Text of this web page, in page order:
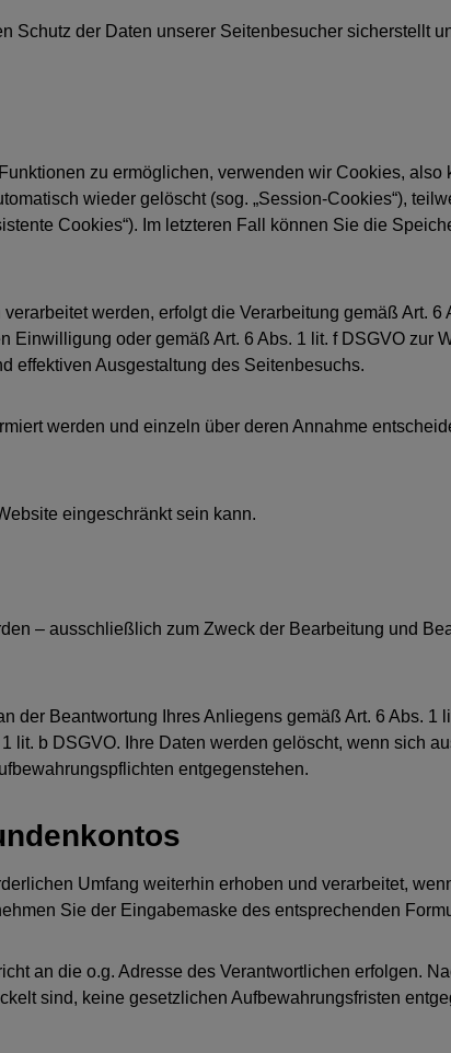
der Daten unserer Seitenbesucher sicherstellt
zu ermöglichen, verwenden wir Cookies,
wieder gelöscht (sog. „Session-Cookies“),
Cookies“). Im letzteren Fall können Sie die
werden, erfolgt die Verarbeitung gemäß Art. 6
oder gemäß Art. 6 Abs. 1 lit. f DSGVO zur
effektiven Ausgestaltung des Seitenbesuchs.
werden und einzeln über deren Annahme
eingeschränkt sein kann.
– ausschließlich zum Zweck der Bearbeitung und
der Beantwortung Ihres Anliegens gemäß Art. 6 Abs. 1
b DSGVO. Ihre Daten werden gelöscht, wenn sich
entgegenstehen.
Umfang weiterhin erhoben und verarbeitet,
Sie der Eingabemaske des entsprechenden
an die o.g. Adresse des Verantwortlichen erfolgen.
sind, keine gesetzlichen Aufbewahrungsfristen